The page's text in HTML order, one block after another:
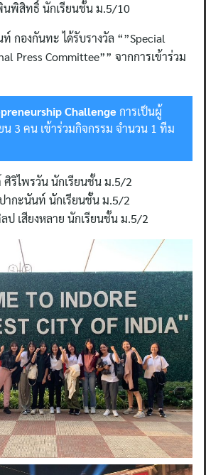
พิสิทธิ์ นักเรียนชั้น ม.5/10
งกันทะ ได้รับรางวัล “”Special
Press Committee”” จากการเข้าร่วม
Challengeการเป็นผู้
น 3 คน เข้าร่วมกิจกรรม จำนวน 1 ทีม
ศิริไพรวัน นักเรียนชั้น ม.5/2
ากะนันท์ นักเรียนชั้น ม.5/2
ป เสียงหลาย นักเรียนชั้น ม.5/2